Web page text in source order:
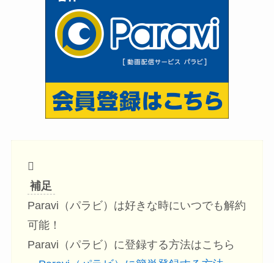
補足
Paravi（パラビ）は好きな時にいつでも解約
可能！
Paravi（パラビ）に登録する方法はこちら